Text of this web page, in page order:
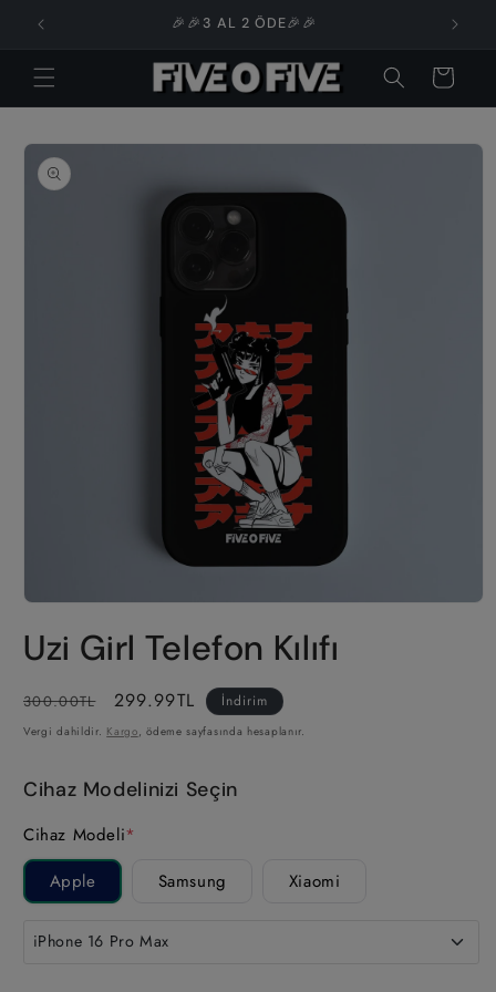
İçeriğe
atla
🎉🎉3 AL 2 ÖDE🎉🎉
Sepet
Ürün
bilgisine
atla
modda
oynatın
Uzi Girl Telefon Kılıfı
Normal
fiyat
300.00TL
İndirimli
fiyat
299.99TL İndirim
Vergi dahildir. Kargo, ödeme sayfasında hesaplanır.
Cihaz Modelinizi Seçin
Cihaz Modeli*
Apple
Samsung Xiaomi
iPhone 16 Pro Max